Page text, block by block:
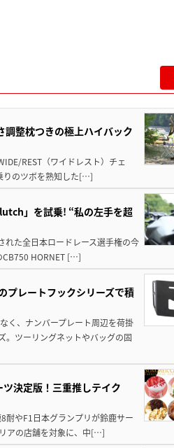
調整枕つきの極上ハイバック
REST（ワイドレスト）チェ
りのツボを熟知した[…]
」を試乗! “私の左手を超
れた全日本ロードレース選手権の今
CB750 HORNET […]
プレートフックシリーズで積
く、ナンバープレート周辺を荷掛
。ツーリングネットやバッグの固
ツ決定版！三重推しテイク
耐やF1日本グランプリが鈴鹿サー
アの店舗を対象に、中[…]